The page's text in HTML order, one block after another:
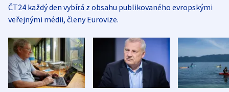
ČT24 každý den vybírá z obsahu publikovaného evropskými
veřejnými médii, členy Eurovize.